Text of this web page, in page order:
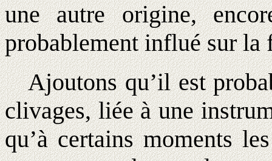
une autre origine,
probablement influé sur
Ajoutons qu’il est
clivages, liée à une
qu’à certains moments